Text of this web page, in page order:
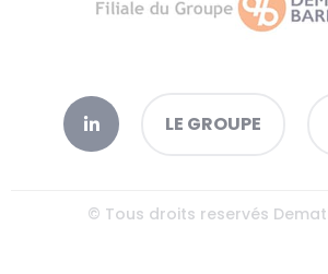
LE GROUPE
© Tous droits reservés